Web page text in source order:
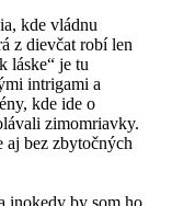
kde vládnu
z dievčat robí len
láske“ je tu
intrigami a
kde ide o
zimomriavky.
bez zbytočných
inokedy by som ho